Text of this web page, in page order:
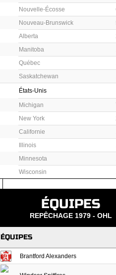
Nouvelle-Écosse
Nouveau-Brunswick
Alberta
Manitoba
Québec
Saskatchewan
États-Unis
Michigan
New York
Californie
Illinois
Minnesota
Wisconsin
ÉQUIPES
REPÊCHAGE 1979 - OHL
ÉQUIPES
Brantford Alexanders